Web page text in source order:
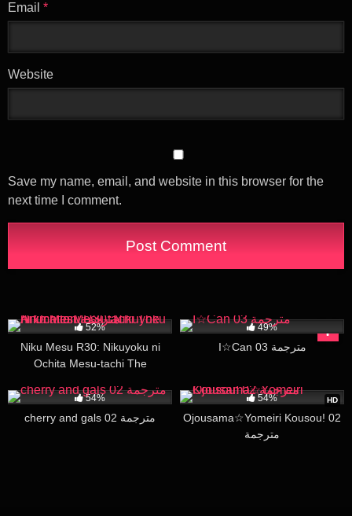
Email *
Website
Save my name, email, and website in this browser for the
next time I comment.
52%
Niku Mesu R30: Nikuyoku ni
Ochita Mesu-tachi The
49%
I☆Can 03 مترجمة
54%
cherry and gals 02 مترجمة
HD
54%
Ojousama☆Yomeiri Kousou! 02
مترجمة